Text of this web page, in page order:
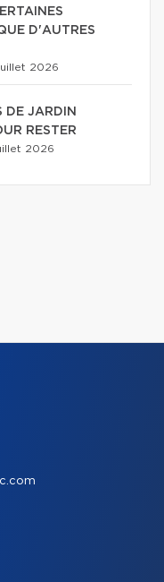
D'AUTRES
2026
DE JARDIN
RESTER
2026